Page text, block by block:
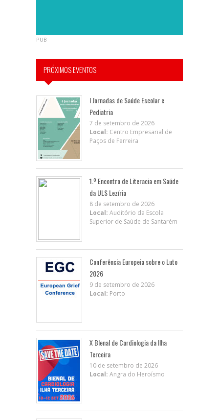
PUB
PRÓXIMOS EVENTOS
I Jornadas de Saúde Escolar e
Pediatria
7 de setembro de 2026
Local: Centro Empresarial de
Paços de Ferreira
1.º Encontro de Literacia em Saúde
da ULS Lezíria
8 de setembro de 2026
Local: Auditório da Escola
Superior de Saúde de Santarém
Conferência Europeia sobre o Luto
2026
9 de setembro de 2026
Local: Porto
X BIenal de Cardiologia da Ilha
Terceira
10 de setembro de 2026
Local: Angra do Heroísmo